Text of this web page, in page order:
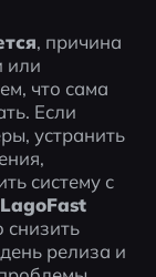
, причина
или
что сама
Если
устранить
систему с
LagoFast
снизить
релиза и